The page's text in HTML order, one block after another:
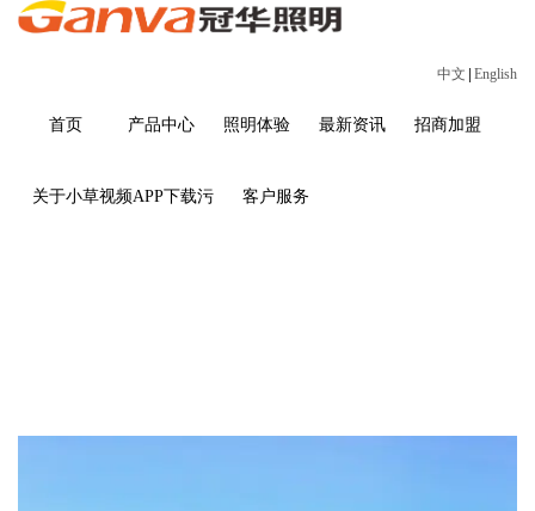
中文 English
首页 产品中心 照明体验 最新资讯 招商加盟
关于小草视频APP下载污 客户服务